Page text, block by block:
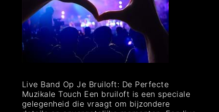
Live Band Op Je Bruiloft: De Perfecte
Muzikale Touch Een bruiloft is een speciale
gelegenheid die vraagt om bijzondere